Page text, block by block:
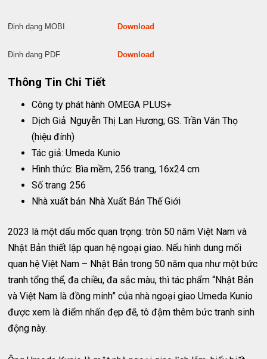
Định dạng MOBI Download
Định dạng PDF Download
Thông Tin Chi Tiết
Công ty phát hành OMEGA PLUS+
Dịch Giả Nguyễn Thị Lan Hương; GS. Trần Văn Thọ
(hiệu đính)
Tác giả: Umeda Kunio
Hình thức: Bìa mềm, 256 trang, 16x24 cm
Số trang 256
Nhà xuất bản Nhà Xuất Bản Thế Giới
2023 là một dấu mốc quan trọng: tròn 50 năm Việt Nam và
Nhật Bản thiết lập quan hệ ngoại giao. Nếu hình dung mối
quan hệ Việt Nam – Nhật Bản trong 50 năm qua như một bức
tranh tổng thể, đa chiều, đa sắc màu, thì tác phẩm “Nhật Bản
và Việt Nam là đồng minh” của nhà ngoại giao Umeda Kunio
được xem là điểm nhấn đẹp đẽ, tô đậm thêm bức tranh sinh
động này.